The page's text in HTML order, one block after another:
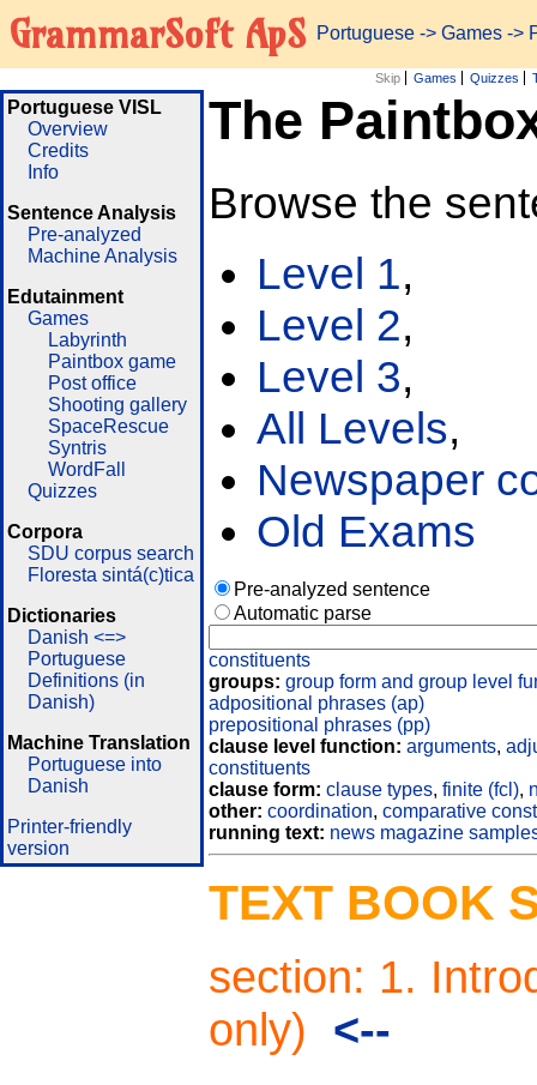
GrammarSoft ApS Portuguese -> Games ->
Skip Games Quizzes
Portuguese VISL
Overview
Credits
Info
Sentence Analysis
Pre-analyzed
Machine Analysis
Edutainment
Games
Labyrinth
Paintbox game
Post office
Shooting gallery
SpaceRescue
Syntris
WordFall
Quizzes
Corpora
SDU corpus search
Floresta sintá(c)tica
Dictionaries
Danish <=>
Portuguese
Definitions (in
Danish)
Machine Translation
Portuguese into
Danish
Printer-friendly
version
The
Browse the
Level 1,
Level 2,
Level 3,
All Levels,
Newspaper
Old Exams
Pre-analyzed sentence
Automatic parse
constituents
groups: group form and group level
adpositional phrases (ap)
prepositional phrases (pp)
clause level function: arguments,
constituents
clause form: clause types, finite (fcl),
other: coordination, comparative
running text: news magazine
TEXT BOOK
section: 1.
only) <--